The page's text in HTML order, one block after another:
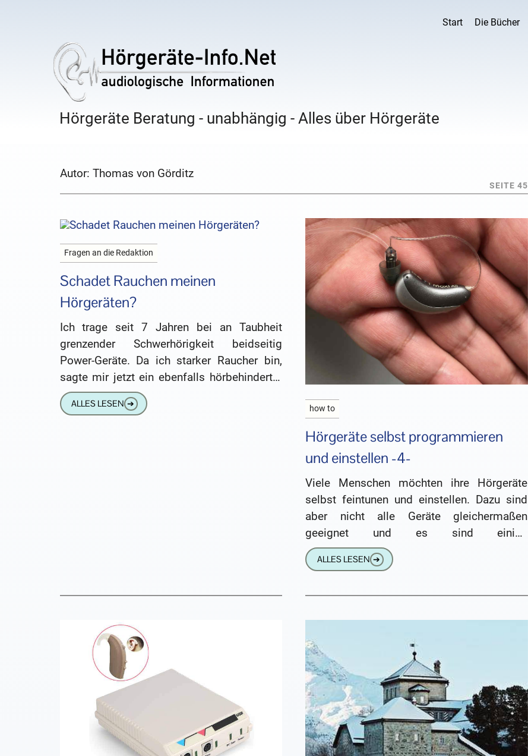
Start Die Bücher
Hörgeräte Beratung - unabhängig - Alles über Hörgeräte
Autor: Thomas von Görditz
SEITE 45
Fragen an die Redaktion
Schadet Rauchen meinen
Hörgeräten?
Ich trage seit 7 Jahren bei an Taubheit
grenzender Schwerhörigkeit beidseitig
Power-Geräte. Da ich starker Raucher bin,
sagte mir jetzt ein ebenfalls hörbehinderter
Freund, ich solle lieber das Rauchen bleiben
ALLES LESEN ➔ how to
Hörgeräte selbst programmieren
und einstellen -4-
Viele Menschen möchten ihre Hörgeräte
selbst feintunen und einstellen. Dazu sind
aber nicht alle Geräte gleichermaßen
geeignet und es sind einige
Voraussetzungen zu erfüllen.
Voraussetzungen zur Selbstanpassung von
ALLES LESEN ➔